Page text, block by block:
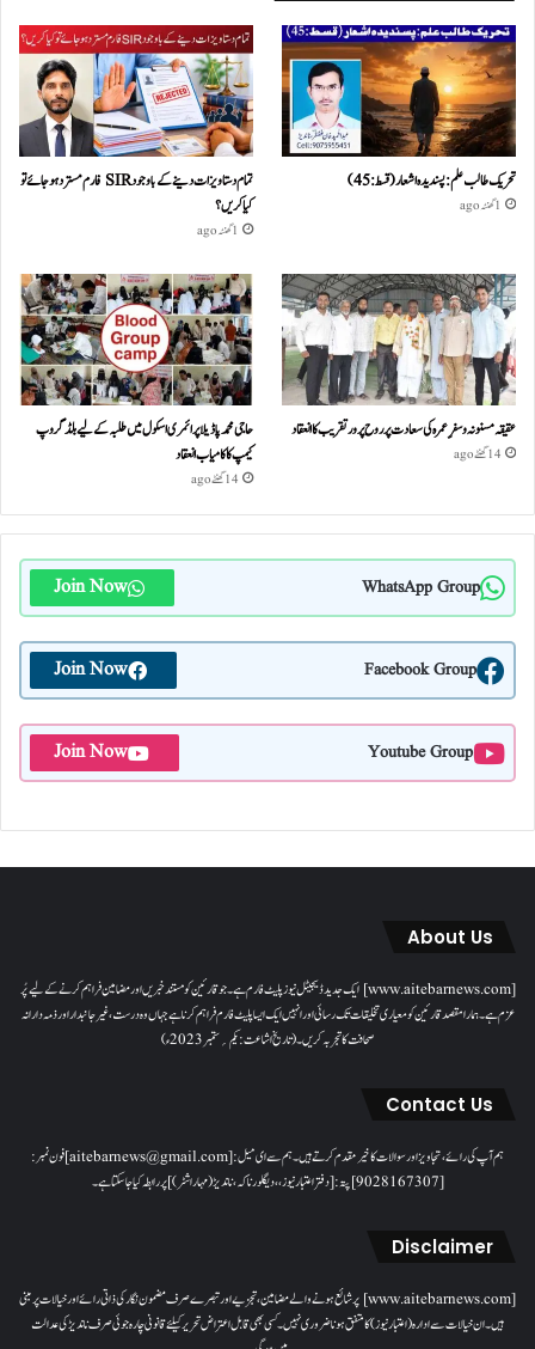
تحریک طالب علم: پسندیدہ اشعار (قسط:45)
1 گھنٹہ ago
تمام دستاویزات دینے کے باوجود SIR فارم مسترد ہو جائے تو
کیا کریں؟
1 گھنٹہ ago
عقیقہ مسنونہ و سفرِ عمرہ کی سعادت پر روح پرور تقریب کا انعقاد
14 گھنٹے ago
حاجی محمد پاڈیلا پرائمری اسکول میں طلبہ کے لیے بلڈ گروپ
کیمپ کا کامیاب انعقاد
14 گھنٹے ago
WhatsApp Group
Join Now
Facebook Group
Join Now
Youtube Group
Join Now
About Us
[www.aitebarnews.com] ایک جدید ڈیجیٹل نیوز پلیٹ فارم ہے۔ جو قارئین کو مستند خبریں اور مضامین فراہم کرنے کے لیے پُر
عزم ہے۔ ہمارا مقصدقارئین کو معیاری تخلیقات تک رسائی اور انہیں ایک ایسا پلیٹ فارم فراہم کرنا ہے جہاں وہ درست، غیر جانبدار اور ذمہ دارانہ
صحافت کا تجربہ کریں۔( تاریخ اشاعت : یکم؍ ستمبر 2023ء)
Contact Us
ہم آپ کی رائے، تجاویز اور سوالات کا خیرمقدم کرتے ہیں۔ ہم سےای میل: [aitebarnews@gmail.com]فون نمبر:
[9028167307]پتہ: [دفتر اعتبار نیوز، ، دیگلور ناکہ، ناندیڑ(مہاراشٹر) ] پر رابطہ کیا جاسکتا ہے۔
Disclaimer
[www.aitebarnews.com] پر شائع ہونے والے مضامین، تجزیے اور تبصرے صرف مضمون نگار کی ذاتی رائے اور خیالات پر مبنی
ہیں۔ ان خیالات سے ادارہ (اعتبار نیوز) کا متفق ہونا ضروری نہیں۔ کسی بھی قابل اعتراض تحریر کیلئے قانونی چارہ جوئی صرف ناندیڑ کی عدالت